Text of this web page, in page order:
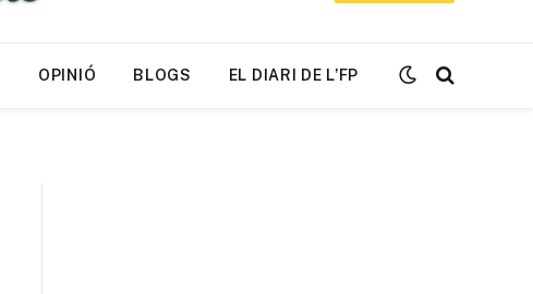
OPINIÓ BLOGS EL DIARI DE L’FP